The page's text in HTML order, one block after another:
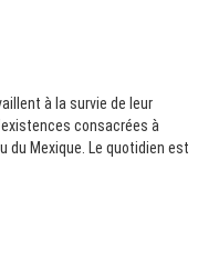
à la survie de leur
consacrées à
du Mexique. Le quotidien est